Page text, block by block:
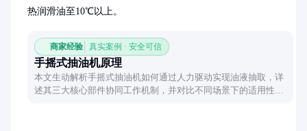
热润滑油至10℃以上。
商家经验 真实案例 · 安全可信
手摇式抽油机原理
本文生动解析手摇式抽油机如何通过人力驱动实现油液抽取，详
述其三大核心部件协同工作机制，并对比不同场景下的适用性，